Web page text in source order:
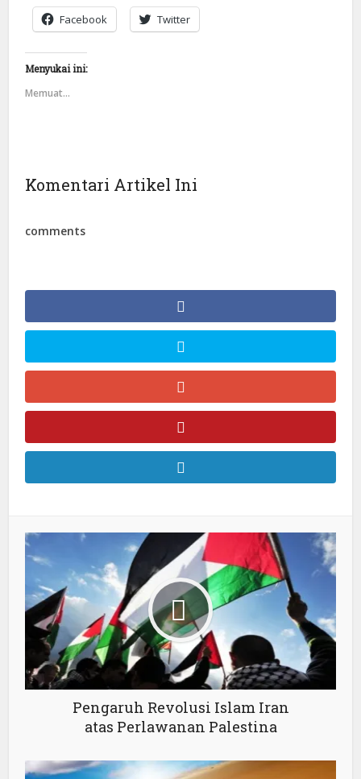
Facebook Twitter
Menyukai ini:
Memuat...
Komentari Artikel Ini
comments
Pengaruh Revolusi Islam Iran
atas Perlawanan Palestina